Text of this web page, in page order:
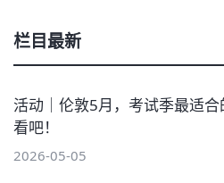
栏目最新
活动｜伦敦5月，考试季最适
看吧！
2026-05-05